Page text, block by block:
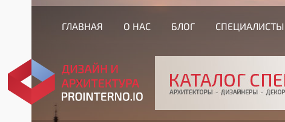
ГЛАВНАЯ О НАС БЛОГ СПЕЦИАЛИСТЫ